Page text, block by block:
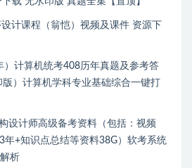
计课程（翁恺）视频及课件 资源下
计算机统考408历年真题及参考答
）计算机学科专业基础综合一键打
设计师高级备考资料（包括：视频
年+知识点总结等资料38G）软考系统
析